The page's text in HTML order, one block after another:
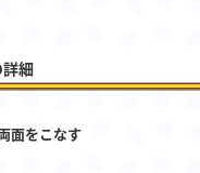
細
面をこなす